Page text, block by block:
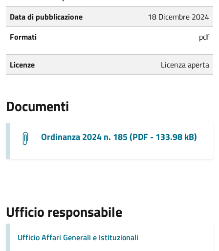
Data di pubblicazione
18 Dicembre 2024
Formati
pdf
Licenze Licenza aperta
Documenti
Ordinanza 2024 n. 185 (PDF - 133.98 kB)
Ufficio responsabile
Ufficio Affari Generali e Istituzionali